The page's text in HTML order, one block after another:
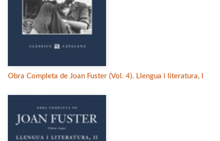
Obra Completa de Joan Fuster (Vol. 4). Llengua i literatura, I